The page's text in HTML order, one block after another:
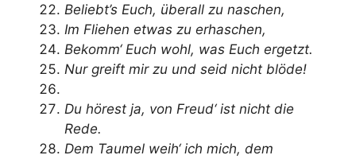
Beliebt’s Euch, überall zu naschen,
Im Fliehen etwas zu erhaschen,
Bekomm‘ Euch wohl, was Euch ergetzt.
Nur greift mir zu und seid nicht blöde!
Du hörest ja, von Freud‘ ist nicht die
Rede.
Dem Taumel weih‘ ich mich, dem